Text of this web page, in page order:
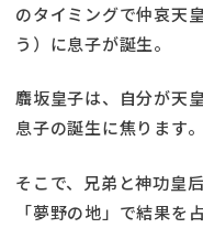
のタイミングで仲哀天
う）に息子が誕生。
麛坂皇子は、自分が天
息子の誕生に焦ります。
そこで、兄弟と神功皇
「夢野の地」で結果を